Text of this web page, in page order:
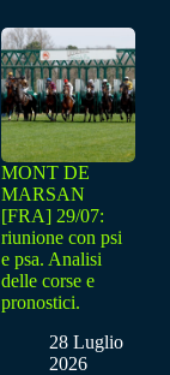
MONT DE
MARSAN
[FRA] 29/07:
riunione con psi
e psa. Analisi
delle corse e
pronostici.
28 Luglio
2026